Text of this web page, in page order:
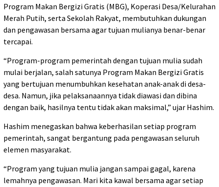
Program Makan Bergizi Gratis (MBG), Koperasi Desa/Kelurahan
Merah Putih, serta Sekolah Rakyat, membutuhkan dukungan
dan pengawasan bersama agar tujuan mulianya benar-benar
tercapai.
“Program-program pemerintah dengan tujuan mulia sudah
mulai berjalan, salah satunya Program Makan Bergizi Gratis
yang bertujuan menumbuhkan kesehatan anak-anak di desa-
desa. Namun, jika pelaksanaannya tidak diawasi dan dibina
dengan baik, hasilnya tentu tidak akan maksimal,” ujar Hashim.
Hashim menegaskan bahwa keberhasilan setiap program
pemerintah, sangat bergantung pada pengawasan seluruh
elemen masyarakat.
“Program yang tujuan mulia jangan sampai gagal, karena
lemahnya pengawasan. Mari kita kawal bersama agar setiap